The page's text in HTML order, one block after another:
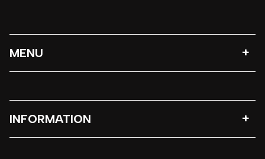
MENU
INFORMATION